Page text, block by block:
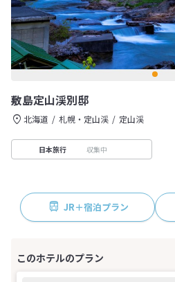
敷島定山渓別邸
北海道 札幌・定山渓 定山渓
日本旅行 収集中
JR＋宿泊プラン